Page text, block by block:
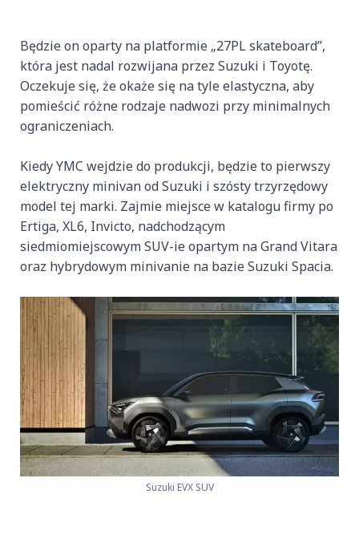
Będzie on oparty na platformie „27PL skateboard”,
która jest nadal rozwijana przez Suzuki i Toyotę.
Oczekuje się, że okaże się na tyle elastyczna, aby
pomieścić różne rodzaje nadwozi przy minimalnych
ograniczeniach.
Kiedy YMC wejdzie do produkcji, będzie to pierwszy
elektryczny minivan od Suzuki i szósty trzyrzędowy
model tej marki. Zajmie miejsce w katalogu firmy po
Ertiga, XL6, Invicto, nadchodzącym
siedmiomiejscowym SUV-ie opartym na Grand Vitara
oraz hybrydowym minivanie na bazie Suzuki Spacia.
Suzuki EVX SUV